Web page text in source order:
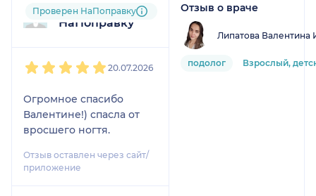
Пользователь
НаПоправку
Проверен НаПоправку
20.07.2026
Огромное спасибо
Валентине!) спасла от
вросшего ногтя.
Отзыв оставлен через сайт/
приложение
Отзыв о враче
Липатова Валентина
подолог Взрослый,